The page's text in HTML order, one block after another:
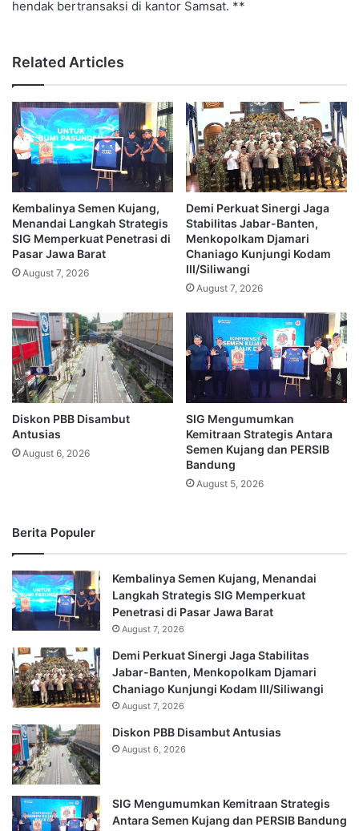
hendak bertransaksi di kantor Samsat. **
Related Articles
Kembalinya Semen Kujang,
Menandai Langkah Strategis
SIG Memperkuat Penetrasi di
Pasar Jawa Barat
August 7, 2026
Demi Perkuat Sinergi Jaga
Stabilitas Jabar-Banten,
Menkopolkam Djamari
Chaniago Kunjungi Kodam
III/Siliwangi
August 7, 2026
Diskon PBB Disambut
Antusias
August 6, 2026
SIG Mengumumkan
Kemitraan Strategis Antara
Semen Kujang dan PERSIB
Bandung
August 5, 2026
Berita Populer
Kembalinya Semen Kujang, Menandai
Langkah Strategis SIG Memperkuat
Penetrasi di Pasar Jawa Barat
August 7, 2026
Demi Perkuat Sinergi Jaga Stabilitas
Jabar-Banten, Menkopolkam Djamari
Chaniago Kunjungi Kodam III/Siliwangi
August 7, 2026
Diskon PBB Disambut Antusias
August 6, 2026
SIG Mengumumkan Kemitraan Strategis
Antara Semen Kujang dan PERSIB Bandung